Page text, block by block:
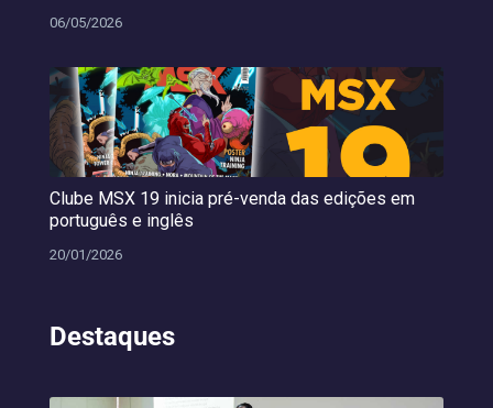
06/05/2026
Clube MSX 19 inicia pré-venda das edições em
português e inglês
20/01/2026
Destaques